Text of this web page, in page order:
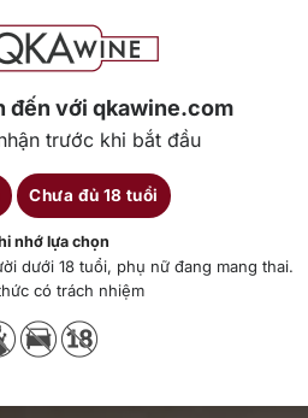
đến với qkawine.com
trước khi bắt đầu
Chưa đủ 18 tuổi
nhớ lựa chọn
dưới 18 tuổi, phụ nữ đang mang thai.
có trách nhiệm